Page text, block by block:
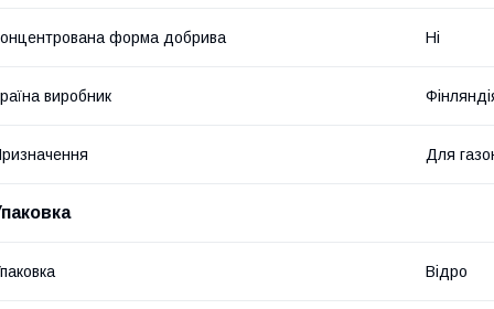
форма добрива Ні
виробник
Для
Відро